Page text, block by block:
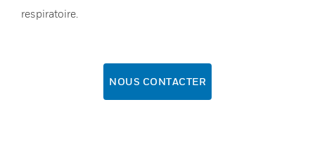
respiratoire.
NOUS CONTACTER